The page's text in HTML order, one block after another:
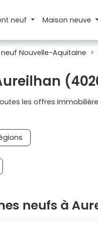
neuf Maison neuve
Nouvelle-Aquitaine
les offres
neufs à